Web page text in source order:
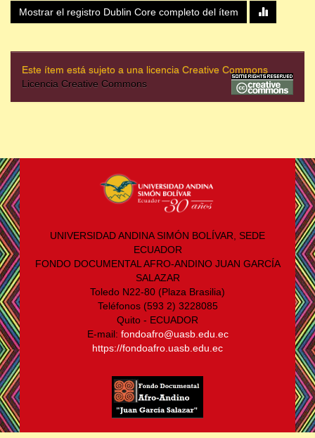
Mostrar el registro Dublin Core completo del ítem
Este ítem está sujeto a una licencia Creative Commons
Licencia Creative Commons
UNIVERSIDAD ANDINA SIMÓN BOLÍVAR, SEDE
ECUADOR
FONDO DOCUMENTAL AFRO-ANDINO JUAN GARCÍA
SALAZAR
Toledo N22-80 (Plaza Brasilia)
Teléfonos (593 2) 3228085
Quito - ECUADOR
E-mail: fondoafro@uasb.edu.ec
https://fondoafro.uasb.edu.ec